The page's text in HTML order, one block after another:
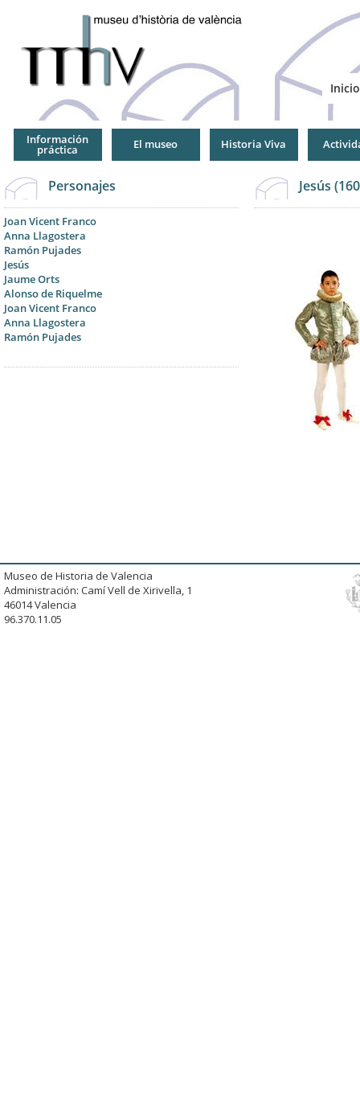
Inicio
Información
práctica El museo Historia Viva
Personajes
Joan Vicent Franco
Anna Llagostera
Ramón Pujades
Jesús
Jaume Orts
Alonso de Riquelme
Joan Vicent Franco
Anna Llagostera
Ramón Pujades
Jesús
Museo de Historia de Valencia
Administración: Camí Vell de Xirivella, 1
46014 Valencia
96.370.11.05